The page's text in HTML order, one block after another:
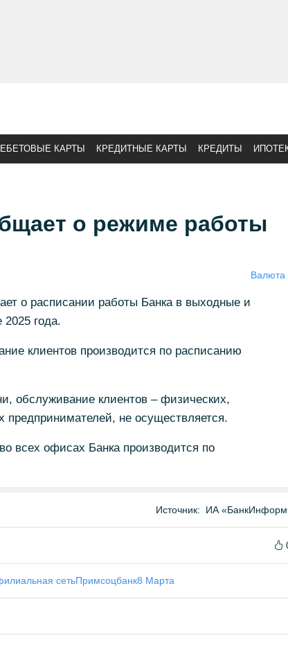
КАРТЫ КРЕДИТНЫЕ КАРТЫ КРЕДИТЫ
о режиме работы
Валюта
о расписании работы Банка в выходные и
года.
клиентов производится по расписанию
обслуживание клиентов – физических,
не осуществляется.
всех офисах Банка производится по
Источник: ИА
сетьПримсоцбанк8 Марта